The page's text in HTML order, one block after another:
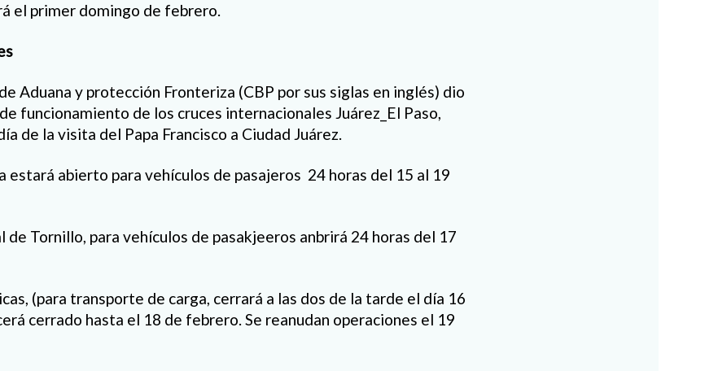
el primer domingo de febrero.
Aduana y protección Fronteriza (CBP por sus siglas en inglés) dio
funcionamiento de los cruces internacionales Juárez_El Paso,
de la visita del Papa Francisco a Ciudad Juárez.
estará abierto para vehículos de pasajeros 24 horas del 15 al 19
de Tornillo, para vehículos de pasakjeeros anbrirá 24 horas del 17
(para transporte de carga, cerrará a las dos de la tarde el día 16
cerrado hasta el 18 de febrero. Se reanudan operaciones el 19